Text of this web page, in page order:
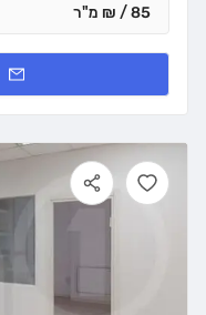
85 / ₪ מ"ר